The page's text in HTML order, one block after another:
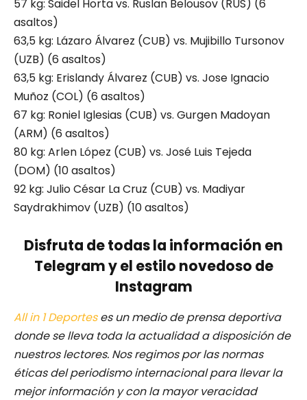
57 kg: Saidel Horta vs. Ruslan Belousov (RUS) (6
asaltos)
63,5 kg: Lázaro Álvarez (CUB) vs. Mujibillo Tursonov
(UZB) (6 asaltos)
63,5 kg: Erislandy Álvarez (CUB) vs. Jose Ignacio
Muñoz (COL) (6 asaltos)
67 kg: Roniel Iglesias (CUB) vs. Gurgen Madoyan
(ARM) (6 asaltos)
80 kg: Arlen López (CUB) vs. José Luis Tejeda
(DOM) (10 asaltos)
92 kg: Julio César La Cruz (CUB) vs. Madiyar
Saydrakhimov (UZB) (10 asaltos)
Disfruta de todas la información en
Telegram y el estilo novedoso de
Instagram
All in 1 Deporteses un medio de prensa deportiva
donde se lleva toda la actualidad a disposición de
nuestros lectores. Nos regimos por las normas
éticas del periodismo internacional para llevar la
mejor información y con la mayor veracidad